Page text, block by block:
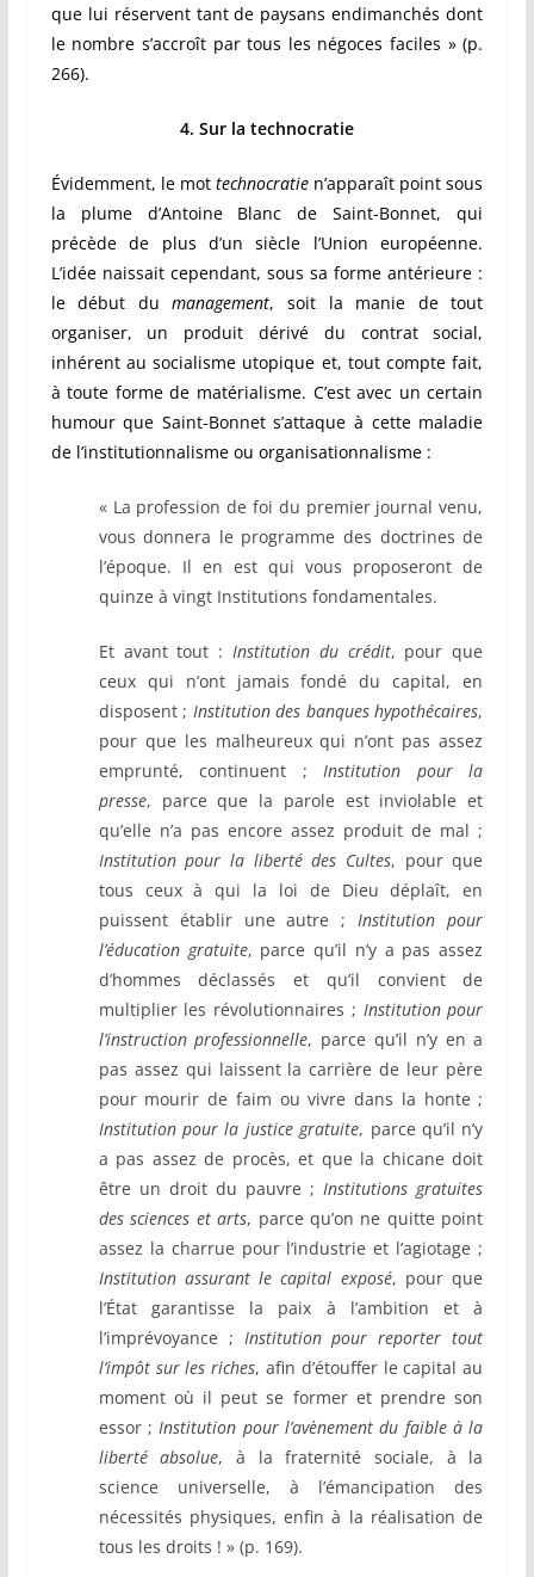
que lui réservent tant de paysans endimanchés dont
le nombre s’accroît par tous les négoces faciles » (p.
266).
4. Sur la technocratie
Évidemment, le mot technocratie n’apparaît point sous
la plume d’Antoine Blanc de Saint-Bonnet, qui
précède de plus d’un siècle l’Union européenne.
L’idée naissait cependant, sous sa forme antérieure :
le début dumanagement, soit la manie de tout
organiser, un produit dérivé du contrat social,
inhérent au socialisme utopique et, tout compte fait,
à toute forme de matérialisme. C’est avec un certain
humour que Saint-Bonnet s’attaque à cette maladie
de l’institutionnalisme ou organisationnalisme :
« La profession de foi du premier journal venu,
vous donnera le programme des doctrines de
l’époque. Il en est qui vous proposeront de
quinze à vingt Institutions fondamentales.
Et avant tout : Institution du crédit, pour que
ceux qui n’ont jamais fondé du capital, en
disposent ; Institution des banques hypothécaires,
pour que les malheureux qui n’ont pas assez
emprunté, continuent ;Institution pour la
presse, parce que la parole est inviolable et
qu’elle n’a pas encore assez produit de mal ;
Institution pour la liberté des Cultes, pour que
tous ceux à qui la loi de Dieu déplaît, en
puissent établir une autre ;Institution pour
l’éducation gratuite, parce qu’il n’y a pas assez
d’hommes déclassés et qu’il convient de
multiplier les révolutionnaires ; Institution pour
l’instruction professionnelle, parce qu’il n’y en a
pas assez qui laissent la carrière de leur père
pour mourir de faim ou vivre dans la honte ;
Institution pour la justice gratuite, parce qu’il n’y
a pas assez de procès, et que la chicane doit
être un droit du pauvre ;Institutions gratuites
des sciences et arts, parce qu’on ne quitte point
assez la charrue pour l’industrie et l’agiotage ;
Institution assurant le capital exposé, pour que
l’État garantisse la paix à l’ambition et à
l’imprévoyance ; Institution pour reporter tout
l’impôt sur les riches, afin d’étouffer le capital au
moment où il peut se former et prendre son
essor ;Institution pour l’avènement du faible à la
liberté absolue, à la fraternité sociale, à la
science universelle, à l’émancipation des
nécessités physiques, enfin à la réalisation de
tous les droits ! » (p. 169).